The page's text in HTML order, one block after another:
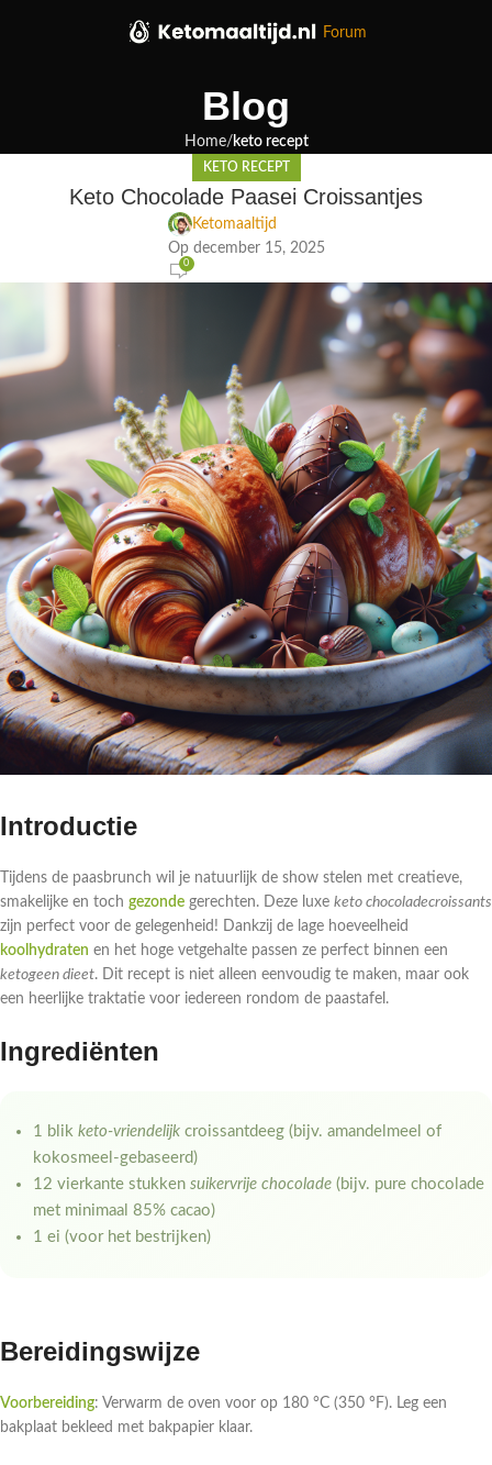
Forum
Blog
Home keto recept
KETO RECEPT
Keto Chocolade Paasei Croissantjes
Ketomaaltijd
Op december 15, 2025
0
Introductie
Tijdens de paasbrunch wil je natuurlijk de show stelen met creatieve,
smakelijke en toch gezonde gerechten. Deze luxe keto chocoladecroissants
zijn perfect voor de gelegenheid! Dankzij de lage hoeveelheid
koolhydraten en het hoge vetgehalte passen ze perfect binnen een
ketogeen dieet. Dit recept is niet alleen eenvoudig te maken, maar ook
een heerlijke traktatie voor iedereen rondom de paastafel.
Ingrediënten
1 blik keto-vriendelijk croissantdeeg (bijv. amandelmeel of
kokosmeel-gebaseerd)
12 vierkante stukken suikervrije chocolade (bijv. pure chocolade
met minimaal 85% cacao)
1 ei (voor het bestrijken)
Bereidingswijze
Voorbereiding: Verwarm de oven voor op 180 °C (350 °F). Leg een
bakplaat bekleed met bakpapier klaar.